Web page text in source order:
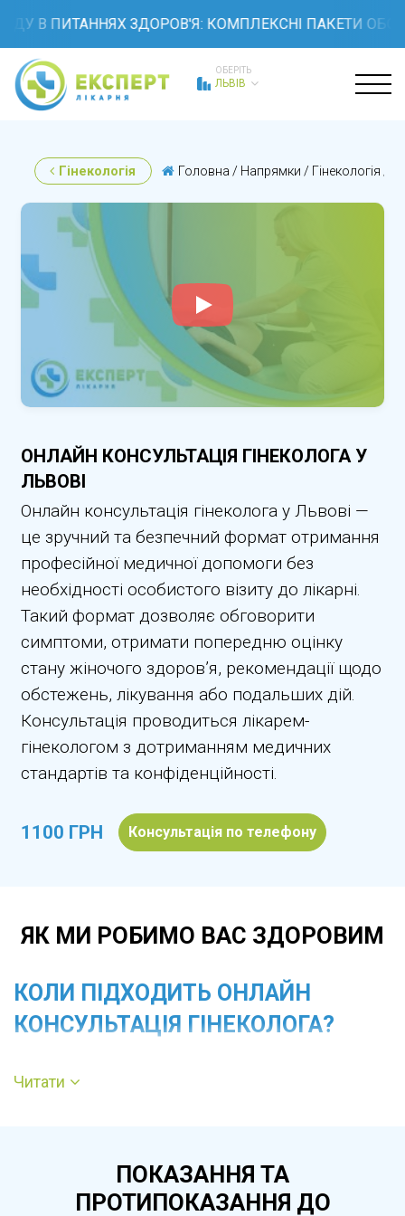
ЗДОРОВ'Я: КОМПЛЕКСНІ ПАКЕТИ ОБСТЕЖЕНЬ
ОБЕРІТЬ
ЛЬВІВ
Гінекологія Головна / Напрямки / Гінекологія /
ОНЛАЙН КОНСУЛЬТАЦІЯ ГІНЕКОЛОГА У
ЛЬВОВІ
Онлайн консультація гінеколога у Львові —
це зручний та безпечний формат отримання
професійної медичної допомоги без
необхідності особистого візиту до лікарні.
Такий формат дозволяє обговорити
симптоми, отримати попередню оцінку
стану жіночого здоров’я, рекомендації щодо
обстежень, лікування або подальших дій.
Консультація проводиться лікарем-
гінекологом з дотриманням медичних
стандартів та конфіденційності.
1100 ГРН Консультація по телефону
ЯК МИ РОБИМО ВАС ЗДОРОВИМ
КОЛИ ПІДХОДИТЬ ОНЛАЙН
КОНСУЛЬТАЦІЯ ГІНЕКОЛОГА?
унизу живота, зміні характеру виділень,
гормональних питаннях, підборі або корекції
Читати
ПОКАЗАННЯ ТА
ПРОТИПОКАЗАННЯ ДО